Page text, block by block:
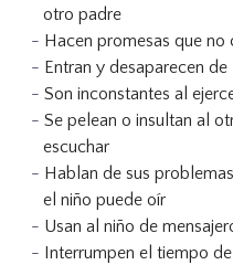
otro padre
Hacen promesas que no
Entran y desaparecen
Son inconstantes al
Se pelean o insultan al
escuchar
Hablan de sus
el niño puede oír
Usan al niño de
Interrumpen el tiempo